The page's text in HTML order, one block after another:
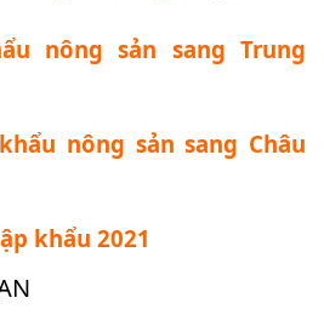
nông sản sang Trung
nông sản sang Châu
khẩu 2021